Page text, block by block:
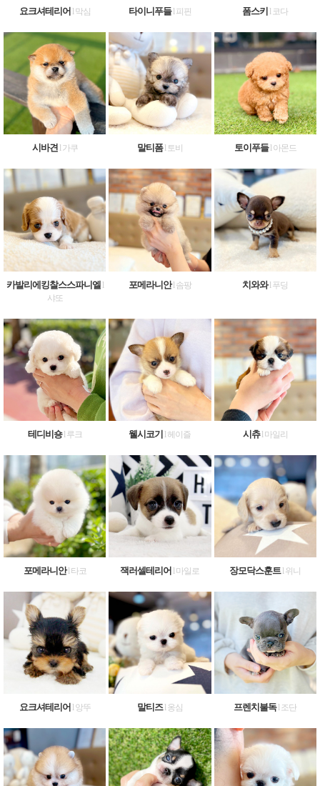
요크셔테리어 l 막심 타이니푸들l 피핀 폼스키 l 코다
시바견l 가쿠 말티폼l 토비 토이푸들l 아몬드
카발리에킹찰스스파니엘 l
샤또
포메라니안l 솜팡 치와와l 푸딩
테디비숑l 루크 웰시코기 l 헤이즐 시츄l 마일리
포메라니안l 타코 잭러셀테리어 l 마일로 장모닥스훈트l 위니
요크셔테리어 l 앙뚜 말티즈l 옹심 프렌치불독l 조단